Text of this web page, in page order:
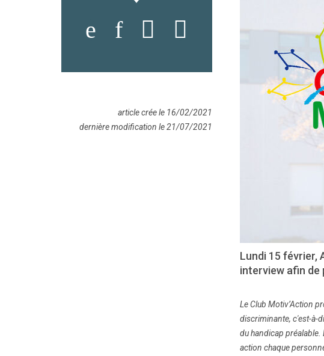
Lundi 15 février,
interview afin de
Le Club Motiv’Action
discriminante, c'est-à-
du handicap
action chaque
article crée le 16/02/2021
dernière modification le 21/07/2021